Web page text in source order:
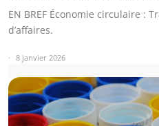
EN BREF Économie circulaire :
d’affaires.
8 janvier 2026